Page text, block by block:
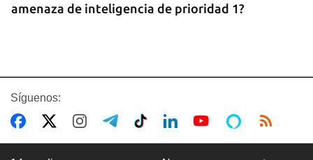
amenaza de inteligencia de prioridad 1?
Síguenos: